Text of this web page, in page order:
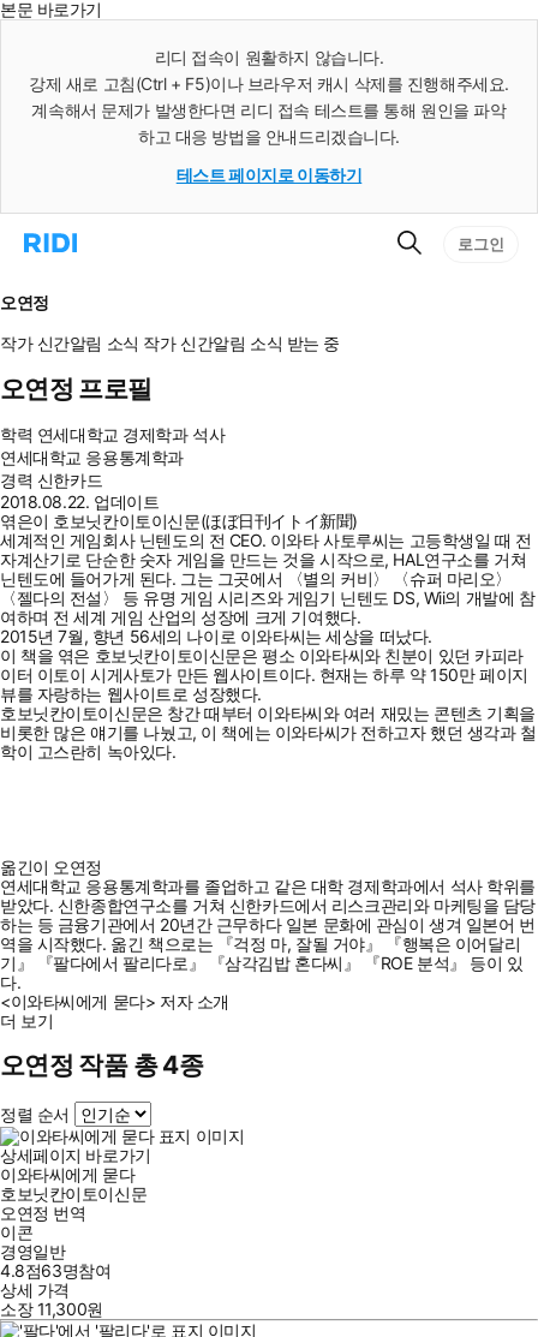
본문 바로가기
리디 접속이 원활하지 않습니다.
강제 새로 고침(Ctrl + F5)이나 브라우저 캐시 삭제를 진행해주세요.
계속해서 문제가 발생한다면 리디 접속 테스트를 통해 원인을 파악
하고 대응 방법을 안내드리겠습니다.
테스트 페이지로 이동하기
리
으
로
이
동
검
로그인
오연정
작가 신간알림 소식 작가 신간알림 소식 받는 중
오연정 프로필
학력 연세대학교 경제학과 석사
연세대학교 응용통계학과
경력 신한카드
2018.08.22. 업데이트
엮은이 호보닛칸이토이신문(ほぼ日刊イトイ新聞)
세계적인 게임회사 닌텐도의 전 CEO. 이와타 사토루씨는 고등학생일 때 전
자계산기로 단순한 숫자 게임을 만드는 것을 시작으로, HAL연구소를 거쳐
닌텐도에 들어가게 된다. 그는 그곳에서 〈별의 커비〉 〈슈퍼 마리오〉
〈젤다의 전설〉 등 유명 게임 시리즈와 게임기 닌텐도 DS, Wii의 개발에 참
여하며 전 세계 게임 산업의 성장에 크게 기여했다.
2015년 7월, 향년 56세의 나이로 이와타씨는 세상을 떠났다.
이 책을 엮은 호보닛칸이토이신문은 평소 이와타씨와 친분이 있던 카피라
이터 이토이 시게사토가 만든 웹사이트이다. 현재는 하루 약 150만 페이지
뷰를 자랑하는 웹사이트로 성장했다.
호보닛칸이토이신문은 창간 때부터 이와타씨와 여러 재밌는 콘텐츠 기획을
비롯한 많은 얘기를 나눴고, 이 책에는 이와타씨가 전하고자 했던 생각과 철
학이 고스란히 녹아있다.
옮긴이 오연정
연세대학교 응용통계학과를 졸업하고 같은 대학 경제학과에서 석사 학위를
받았다. 신한종합연구소를 거쳐 신한카드에서 리스크관리와 마케팅을 담당
하는 등 금융기관에서 20년간 근무하다 일본 문화에 관심이 생겨 일본어 번
역을 시작했다. 옮긴 책으로는 『걱정 마, 잘될 거야』 『행복은 이어달리
기』 『팔다에서 팔리다로』 『삼각김밥 혼다씨』 『ROE 분석』 등이 있
다.
<이와타씨에게 묻다> 저자 소개
더 보기
오연정 작품 총 4종
정렬 순서
상세페이지 바로가기
이와타씨에게 묻다
호보닛칸이토이신문
오연정 번역
이콘
경영일반
4.8점63명참여
상세 가격
소장11,300원